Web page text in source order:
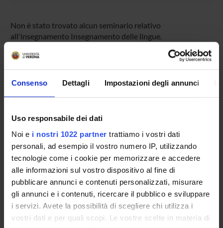
Consenso Dettagli Impostazioni degli annunci
Uso responsabile dei dati
Noi e i nostri 1022 partner trattiamo i vostri dati
personali, ad esempio il vostro numero IP, utilizzando
tecnologie come i cookie per memorizzare e accedere
alle informazioni sul vostro dispositivo al fine di
pubblicare annunci e contenuti personalizzati, misurare
gli annunci e i contenuti, ricercare il pubblico e sviluppare
i servizi. Avete la possibilità di scegliere chi utilizza i
vostri dati e per quali scopi. Le vostre scelte in materia di
Non è stato trovato alcun seminario relativo
all'insegnamento Insegnamento delle lingue.
OFFERTA FORMATIVA
DOTTORATI DI RICERCA E FORMAZIONE
SUPERIORE
Contatti
Persone
Luoghi
Calendario